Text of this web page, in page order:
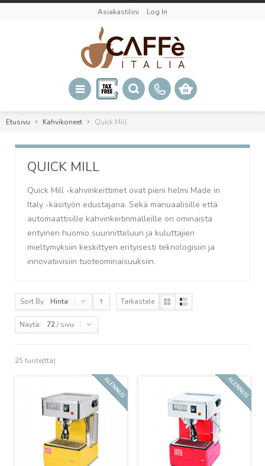
Asiakastilini Log In
Etusivu Kahvikoneet Quick Mill
QUICK MILL
Quick Mill -kahvinkeittimet ovat pieni helmi Made in
Italy -käsityön edustajana. Sekä manuaalisille että
automaattisille kahvinkeitinmalleille on ominaista
erityinen huomio suunnitteluun ja kuluttajien
mieltymyksiin keskittyen erityisesti teknologisiin ja
innovatiivisiin tuoteominaisuuksiin.
Sort By Hinta Tarkastele
Näytä: 72/ sivu
25 tuote(tta)